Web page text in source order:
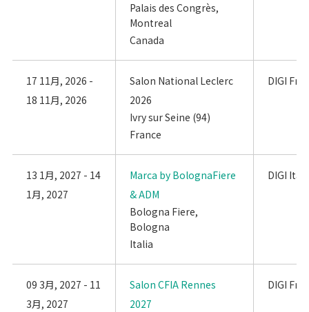
Palais des Congrès,
Montreal
Canada
17 11月, 2026 -
18 11月, 2026
Salon National Leclerc
2026
Ivry sur Seine (94)
France
DIGI
13 1月, 2027 - 14
1月, 2027
Marca by BolognaFiere
& ADM
Bologna Fiere,
Bologna
Italia
DIGI
09 3月, 2027 - 11
3月, 2027
Salon CFIA Rennes
2027
DIGI